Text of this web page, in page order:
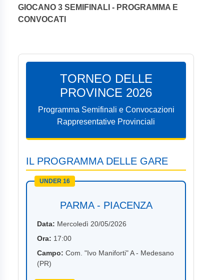
GIOCANO 3 SEMIFINALI - PROGRAMMA E
CONVOCATI
TORNEO DELLE
PROVINCE 2026
Programma Semifinali e Convocazioni
Rappresentative Provinciali
IL PROGRAMMA DELLE GARE
UNDER 16
PARMA - PIACENZA
Data: Mercoledì 20/05/2026
Ora: 17:00
Campo: Com. "Ivo Maniforti" A - Medesano
(PR)